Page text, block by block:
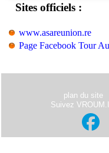
Sites officiels :
www.asareunion.re
Page Facebook Tour
plan du site
Suivez